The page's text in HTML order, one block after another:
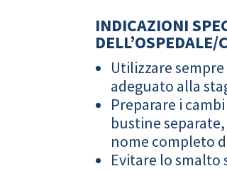
INDICAZIONI
DELL’OSPEDALE/
Utilizzare
adeguato alla
Preparare i
bustine
nome completo
Evitare lo smalto